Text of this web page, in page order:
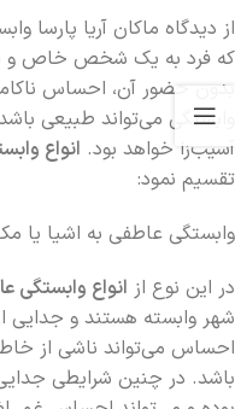
از دیدگاه ماکان آریا پارسا
که فرد به یک شخص خاص و
بدون حضور آن، احساس
وابستگی می‌تواند طبیعی
آسیب‌زا خواهد بود. انواع
تقسیم نمود:
وابستگی عاطفی به اشیا یا
در این نوع از انواع وابستگی
شهر وابسته هستند و جدایی
احساس می‌تواند ناشی از
باشد. در چنین شرایطی جدایی